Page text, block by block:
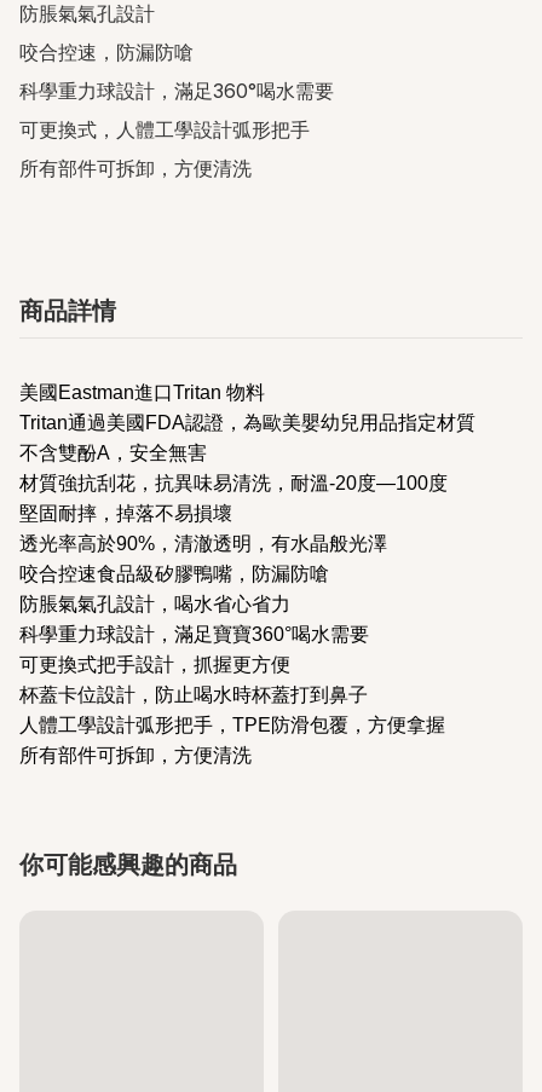
防脹氣氣孔設計
咬合控速，防漏防嗆
科學重力球設計，滿足360°喝水需要
可更換式，人體工學設計弧形把手
所有部件可拆卸，方便清洗
商品詳情
美國Eastman進口Tritan 物料
Tritan通過美國FDA認證，為歐美嬰幼兒用品指定材質
不含雙酚A，安全無害
材質強抗刮花，抗異味易清洗，耐溫-20度—100度
堅固耐摔，掉落不易損壞
透光率高於90%，清澈透明，有水晶般光澤
咬合控速食品級矽膠鴨嘴，防漏防嗆
防脹氣氣孔設計，喝水省心省力
科學重力球設計，滿足寶寶360°喝水需要
可更換式把手設計，抓握更方便
杯蓋卡位設計，防止喝水時杯蓋打到鼻子
人體工學設計弧形把手，TPE防滑包覆，方便拿握
所有部件可拆卸，方便清洗
你可能感興趣的商品